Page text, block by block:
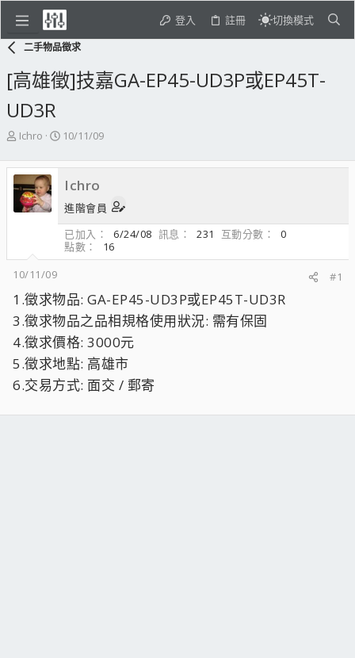
登入 註冊 切換模式
二手物品徵求
[高雄徵]技嘉GA-EP45-UD3P或EP45T-
UD3R
主
發
起
人
Ichro
開
日
期
10/11/09
Ichro
進階會員
已加入
6/24/08 訊息 231 互動分數
0
點數
16
10/11/09
#1
1.徵求物品: GA-EP45-UD3P或EP45T-UD3R
3.徵求物品之品相規格使用狀況: 需有保固
4.徵求價格: 3000元
5.徵求地點: 高雄市
6.交易方式: 面交 / 郵寄